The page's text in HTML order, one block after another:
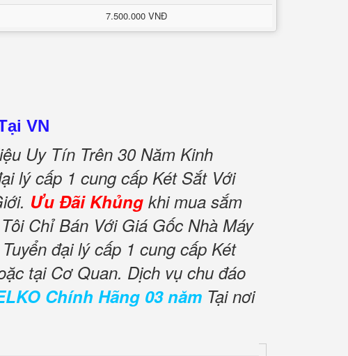
7.500.000 VNĐ
VN
Uy Tín Trên 30 Năm Kinh
lý cấp 1 cung cấp Két Sắt Với
Ưu Đãi Khủng khi mua sắm
Chỉ Bán Với Giá Gốc Nhà Máy
đại lý cấp 1 cung cấp Két
tại Cơ Quan. Dịch vụ chu đáo
Chính Hãng 03 năm Tại nơi